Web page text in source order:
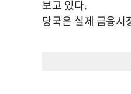
보고 있다.
당국은 실제 금융시